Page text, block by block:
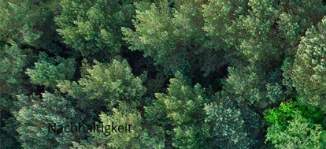
Nachhaltigkeit